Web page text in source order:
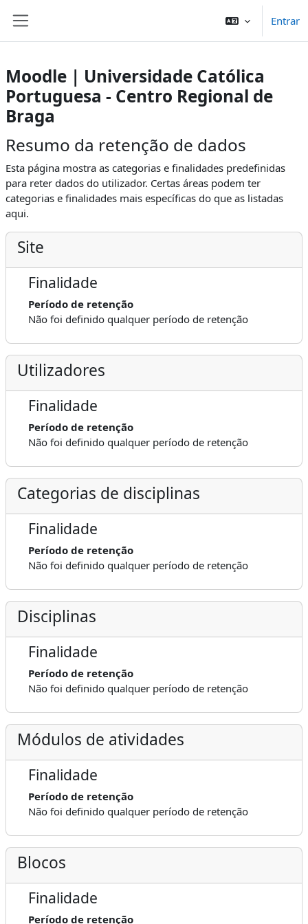
Entrar
Moodle | Universidade Católica
Portuguesa - Centro Regional de
Braga
Resumo da retenção de dados
Esta página mostra as categorias e finalidades predefinidas
para reter dados do utilizador. Certas áreas podem ter
categorias e finalidades mais específicas do que as listadas
aqui.
Site
Finalidade
Período de retenção
Não foi definido qualquer período de retenção
Utilizadores
Finalidade
Período de retenção
Não foi definido qualquer período de retenção
Categorias de disciplinas
Finalidade
Período de retenção
Não foi definido qualquer período de retenção
Disciplinas
Finalidade
Período de retenção
Não foi definido qualquer período de retenção
Módulos de atividades
Finalidade
Período de retenção
Não foi definido qualquer período de retenção
Blocos
Finalidade
Período de retenção